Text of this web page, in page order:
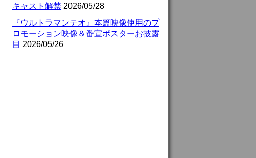
キャスト解禁 2026/05/28
『ウルトラマンテオ』本篇映像使用のプ
ロモーション映像＆番宣ポスターお披露
目 2026/05/26